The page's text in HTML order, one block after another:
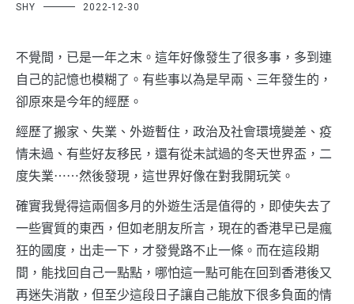
SHY 2022-12-30
不覺間，已是一年之末。這年好像發生了很多事，多到連
自己的記憶也模糊了。有些事以為是早兩、三年發生的，
卻原來是今年的經歷。
經歷了搬家、失業、外遊暫住，政治及社會環境變差、疫
情未過、有些好友移民，還有從未試過的冬天世界盃，二
度失業⋯⋯然後發現，這世界好像在對我開玩笑。
確實我覺得這兩個多月的外遊生活是值得的，即使失去了
一些實質的東西，但如老朋友所言，現在的香港早已是瘋
狂的國度，出走一下，才發覺路不止一條。而在這段期
間，能找回自己一點點，哪怕這一點可能在回到香港後又
再迷失消散，但至少這段日子讓自己能放下很多負面的情